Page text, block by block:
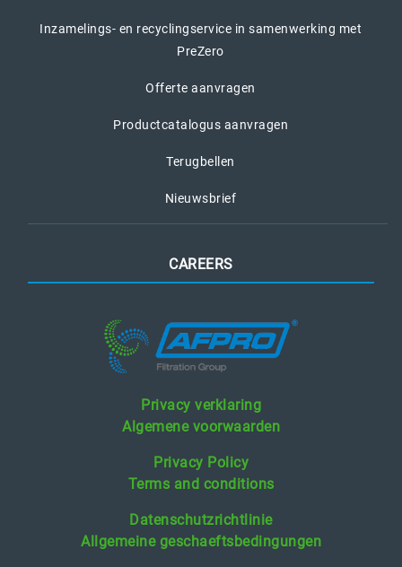
Inzamelings- en recyclingservice in samenwerking met
PreZero
Offerte aanvragen
Productcatalogus aanvragen
Terugbellen
Nieuwsbrief
CAREERS
Privacy verklaring
Algemene voorwaarden
Privacy Policy
Terms and conditions
Datenschutzrichtlinie
Allgemeine geschaeftsbedingungen